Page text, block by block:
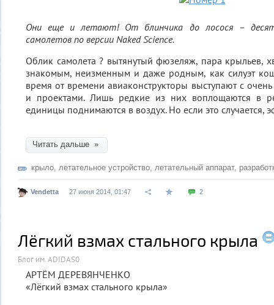
Они еще и летают! От блинчика до лосося –
самолетов по версии Naked Science.
Облик самолета ? вытянутый фюзеляж, пара крыльев,
знакомым, неизменным и даже родным, как силуэт
время от времени авиаконструкторы выступают с
и проектами. Лишь редкие из них воплощаются в
единицы поднимаются в воздух. Но если это случается,
Читать дальше »
крыло, летательное устройство, летательный аппарат,
Vendetta 27 июня 2014, 01:47 2
Лёгкий взмах стального крыла
Блог им. ADIDAS0
АРТЁМ ДЕРЕВЯНЧЕНКО
«Лёгкий взмах стального крыла»